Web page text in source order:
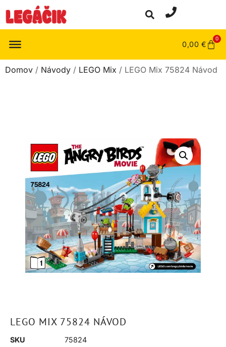
0,00 €
0
Domov / Návody / LEGO Mix / LEGO Mix 75824 Návod
LEGO MIX 75824 NÁVOD
SKU
75824